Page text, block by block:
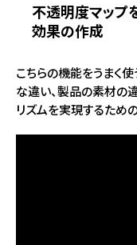
不透明度マップ
効果の作成
こちらの機能をうまく
な違い、製品の素材の
リズムを実現するため